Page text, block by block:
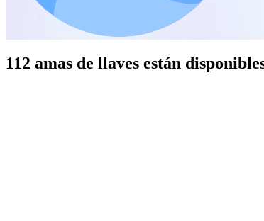
112 amas de llaves están